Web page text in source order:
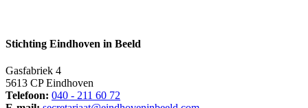
Stichting Eindhoven in Beeld
Gasfabriek 4
5613 CP Eindhoven
Telefoon: 040 - 211 60 72